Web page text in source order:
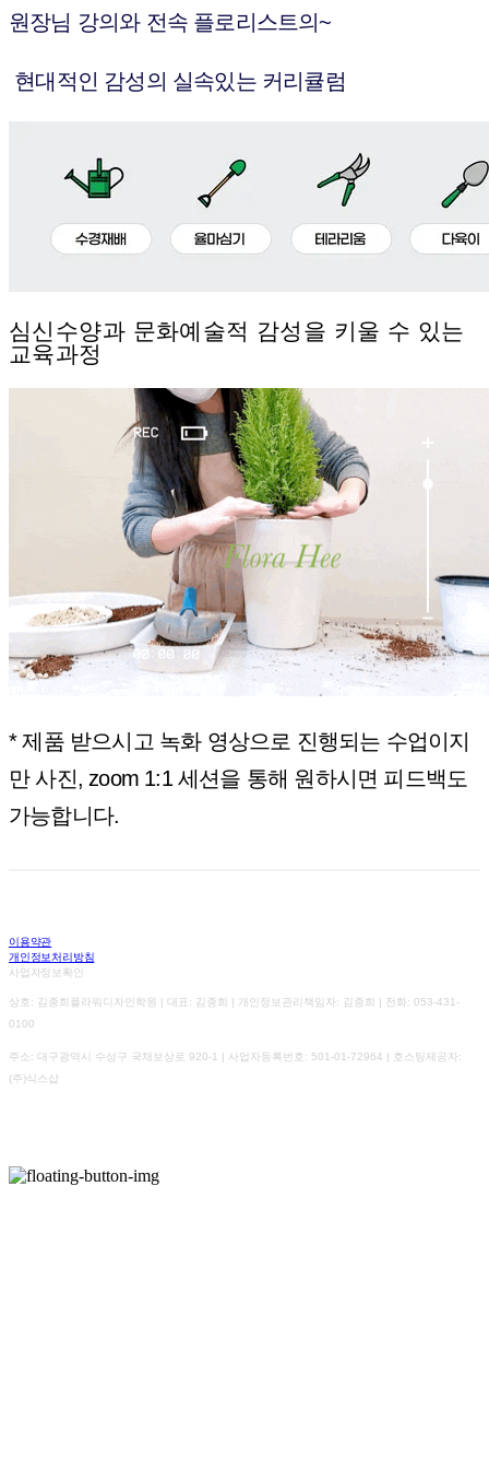
원장님 강의와 전속 플로리스트의~
현대적인 감성의 실속있는 커리큘럼
심신수양과 문화예술적 감성을 키울 수 있는
교육과정
* 제품 받으시고 녹화 영상으로 진행되는 수업이지
만 사진, zoom 1:1 세션을 통해 원하시면 피드백도
가능합니다.
이용약관
개인정보처리방침
사업자정보확인
상호: 김종희플라워디자인학원 | 대표: 김종희 | 개인정보관리책임자: 김종희 | 전화: 053-431-
0100
주소: 대구광역시 수성구 국채보상로 920-1 | 사업자등록번호: 501-01-72964 | 호스팅제공자:
(주)식스샵